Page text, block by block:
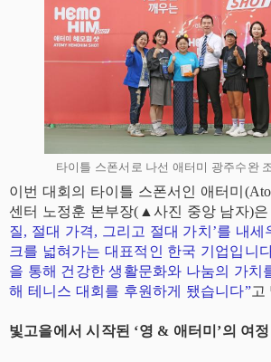
타이틀 스폰서로 나선 애터미 광주수완
이번 대회의 타이틀 스폰서인 애터미
센터 노정훈 본부장(▲사진 중앙 남자)은
질, 절대 가격, 그리고 절대 가치’를 내세
크를 넓혀가는 대표적인 한국 기업입니
을 통해 건강한 생활문화와 나눔의 가치
해 테니스 대회를 후원하게 됐습니다”고
빛고을에서 시작된 ‘영 & 애터미’의 여정